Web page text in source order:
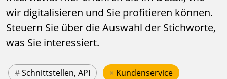
wir digitalisieren und Sie profitieren können.
Steuern Sie über die Auswahl der Stichworte,
was Sie interessiert.
#Schnittstellen, API × Kundenservice